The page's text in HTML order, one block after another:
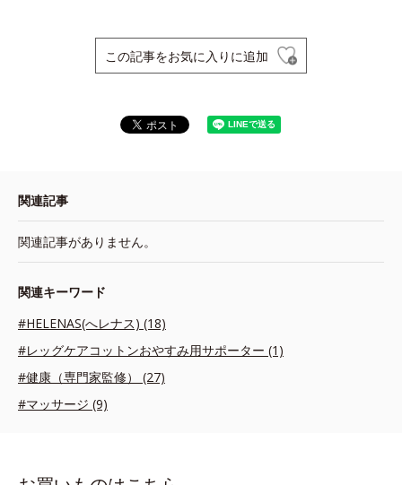
この記事をお気に入りに追加
関連記事
関連記事がありません。
関連キーワード
#HELENAS(へレナス) (18)
#レッグケアコットンおやすみ用サポーター (1)
#健康（専門家監修） (27)
#マッサージ (9)